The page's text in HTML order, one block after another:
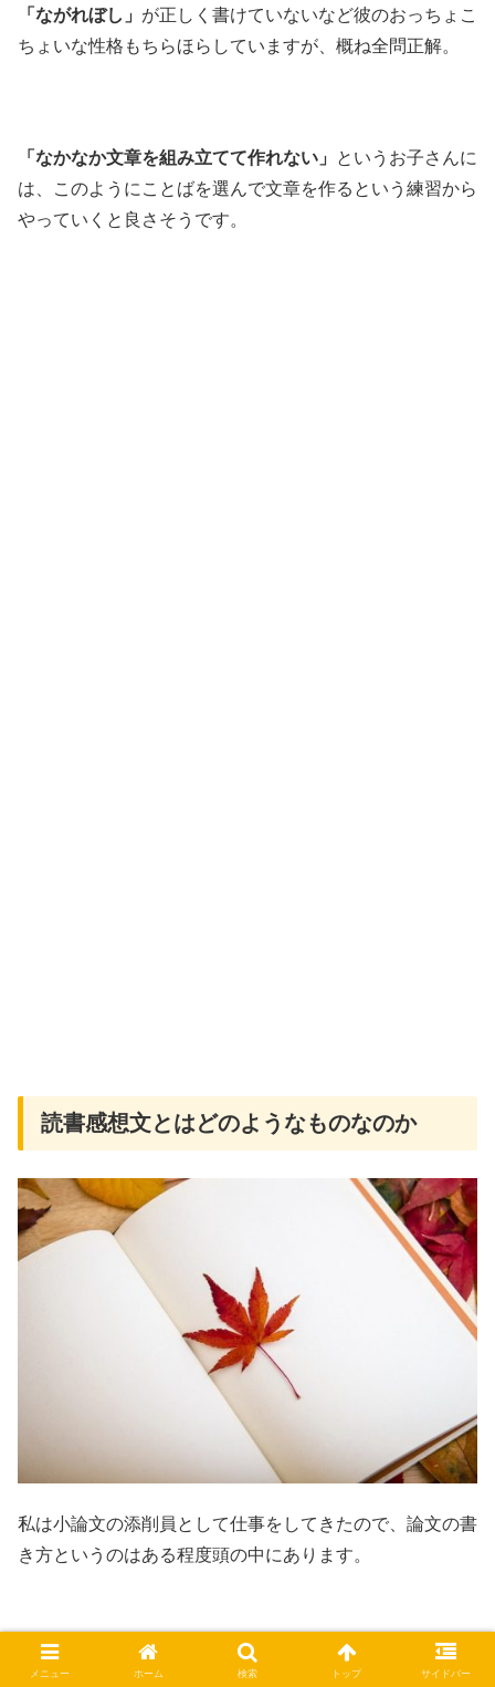
「ながれぼし」 が正しく書けていないなど彼のおっちょこ
ちょいな性格もちらほらしていますが、概ね全問正解。
「なかなか文章を組み立てて作れない」
というお子さんに
は、このようにことばを選んで文章を作るという練習から
やっていくと良さそうです。
読書感想文とはどのようなものなのか
私は小論文の添削員として仕事をしてきたので、論文の書
き方というのはある程度頭の中にあります。
小論文は…
メニュー ホーム 検索 トップ サイドバー